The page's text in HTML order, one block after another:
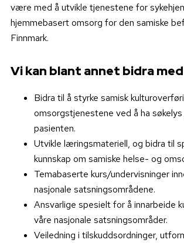
være med å utvikle tjenestene for
hjemmebasert omsorg for den samiske
Finnmark.
Vi kan blant annet bidra
Bidra til å styrke samisk
omsorgstjenestene ved å ha søkelys
pasienten.
Utvikle læringsmateriell, og bidra til
kunnskap om samiske helse- og
Temabaserte kurs/undervisninger
nasjonale satsningsområdene.
Ansvarlige spesielt for å innarbeide
våre nasjonale satsningsområder.
Veiledning i tilskuddsordninger,